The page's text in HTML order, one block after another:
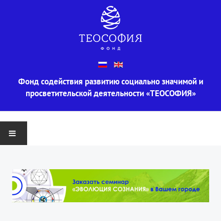
Фонд содействия развитию социально значимой и
просветительской деятельности «ТЕОСОФИЯ»
О ФОНДЕ
Информация